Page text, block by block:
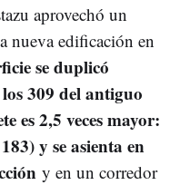
aprovechó un
nueva edificación en
se duplicó
309 del antiguo
es 2,5 veces mayor:
y se asienta en
y en un corredor